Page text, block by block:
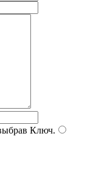
Ключ.